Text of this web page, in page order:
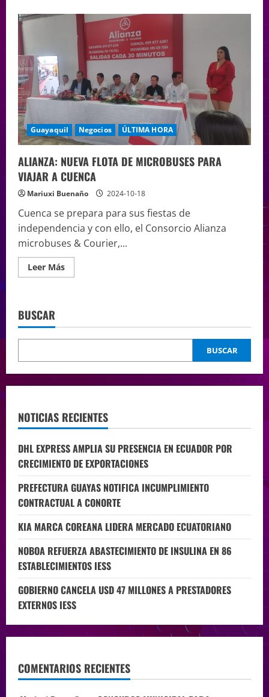
Guayaquil Negocios ÚLTIMA HORA
ALIANZA: NUEVA FLOTA DE MICROBUSES PARA
VIAJAR A CUENCA
Mariuxi Buenaño 2024-10-18
Cuenca se prepara para sus fiestas de
independencia y con ello, el Consorcio Alianza
microbuses & Courier,...
Leer Más
BUSCAR
BUSCAR
NOTICIAS RECIENTES
DHL EXPRESS AMPLIA SU PRESENCIA EN ECUADOR POR
CRECIMIENTO DE EXPORTACIONES
PREFECTURA GUAYAS NOTIFICA INCUMPLIMIENTO
CONTRACTUAL A CONORTE
KIA MARCA COREANA LIDERA MERCADO ECUATORIANO
NOBOA REFUERZA ABASTECIMIENTO DE INSULINA EN 86
ESTABLECIMIENTOS IESS
GOBIERNO CANCELA USD 47 MILLONES A PRESTADORES
EXTERNOS IESS
COMENTARIOS RECIENTES